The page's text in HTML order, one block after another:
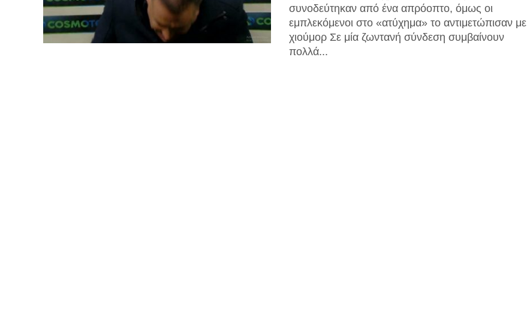
συνοδεύτηκαν από ένα απρόοπτο, όμως οι
εμπλεκόμενοι στο «ατύχημα» το αντιμετώπισαν με
χιούμορ Σε μία ζωντανή σύνδεση συμβαίνουν
πολλά...